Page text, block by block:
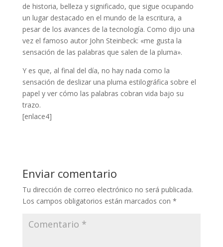
de historia, belleza y significado, que sigue ocupando
un lugar destacado en el mundo de la escritura, a
pesar de los avances de la tecnología. Como dijo una
vez el famoso autor John Steinbeck: «me gusta la
sensación de las palabras que salen de la pluma».
Y es que, al final del día, no hay nada como la
sensación de deslizar una pluma estilográfica sobre el
papel y ver cómo las palabras cobran vida bajo su
trazo.
[enlace4]
Enviar comentario
Tu dirección de correo electrónico no será publicada.
Los campos obligatorios están marcados con *